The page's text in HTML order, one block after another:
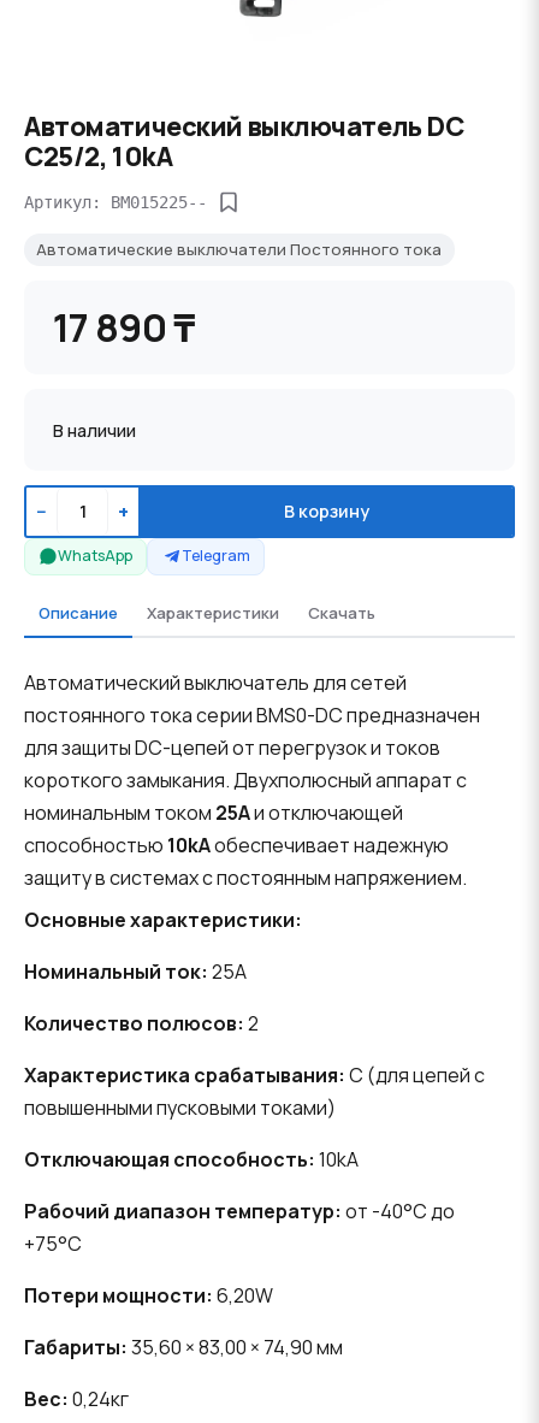
Автоматический выключатель DC
C25/2, 10kA
Артикул: BM015225--
Автоматические выключатели Постоянного тока
17 890 ₸
В наличии
− + В корзину
WhatsApp Telegram
Описание Характеристики Скачать
Автоматический выключатель для сетей
постоянного тока серии BMS0-DC предназначен
для защиты DC-цепей от перегрузок и токов
короткого замыкания. Двухполюсный аппарат с
номинальным током 25Aи отключающей
способностью 10kAобеспечивает надежную
защиту в системах с постоянным напряжением.
Основные характеристики:
Номинальный ток: 25A
Количество полюсов: 2
Характеристика срабатывания: C (для цепей с
повышенными пусковыми токами)
Отключающая способность: 10kA
Рабочий диапазон температур: от -40°C до
+75°C
Потери мощности: 6,20W
Габариты: 35,60 × 83,00 × 74,90 мм
Вес: 0,24кг